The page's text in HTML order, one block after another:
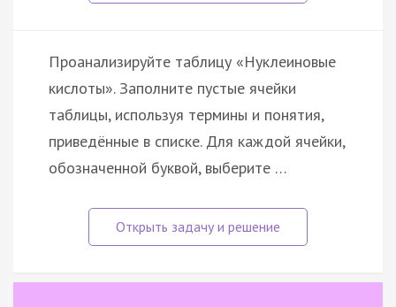
Проанализируйте таблицу «Нуклеиновые
кислоты». Заполните пустые ячейки
таблицы, используя термины и понятия,
приведённые в списке. Для каждой ячейки,
обозначенной буквой, выберите …